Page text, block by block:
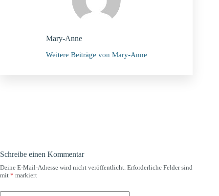
Mary-Anne
Weitere Beiträge von Mary-Anne
Schreibe einen Kommentar
Deine E-Mail-Adresse wird nicht veröffentlicht. Erforderliche Felder sind
mit * markiert